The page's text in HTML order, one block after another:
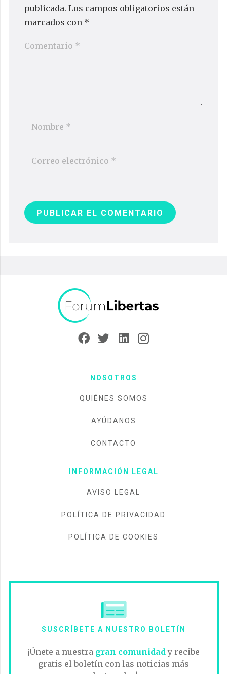
publicada. Los campos obligatorios están
marcados con *
PUBLICAR EL COMENTARIO
NOSOTROS
QUIÉNES SOMOS
AYÚDANOS
CONTACTO
INFORMACIÓN LEGAL
AVISO LEGAL
POLÍTICA DE PRIVACIDAD
POLÍTICA DE COOKIES
SUSCRÍBETE A NUESTRO BOLETÍN
¡Únete a nuestra gran comunidad y recibe
gratis el boletín con las noticias más